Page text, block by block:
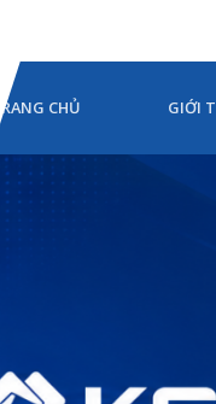
TRANG CHỦ GIỚI